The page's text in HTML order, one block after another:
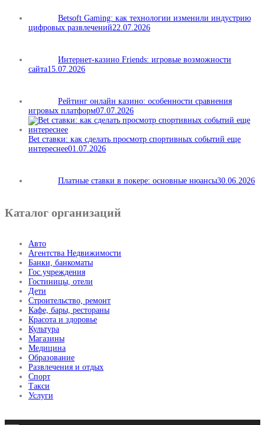
Betsoft Gaming: как технологии изменили индустрию
цифровых развлечений22.07.2026
Интернет-казино Friends: игровые возможности
сайта15.07.2026
Рейтинг онлайн казино: особенности сравнения
игровых платформ07.07.2026
Bet ставки: как сделать просмотр спортивных событий еще
интереснее01.07.2026
Платные ставки в покере: основные нюансы30.06.2026
Каталог организаций
Авто
Агентства Недвижимости
Банки, банкоматы
Гос.учреждения
Гостиницы, отели
Дети
Строительство, ремонт
Кафе, бары, рестораны
Красота и здоровье
Культура
Магазины
Медицина
Образование
Развлечения и отдых
Спорт
Такси
Услуги